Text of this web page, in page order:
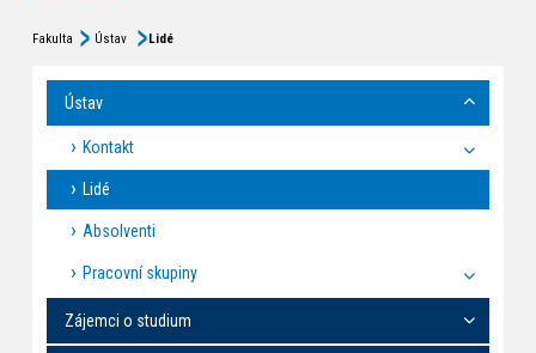
Fakulta Ústav Lidé
Ústav
Kontakt
Lidé
Absolventi
Pracovní skupiny
Zájemci o studium